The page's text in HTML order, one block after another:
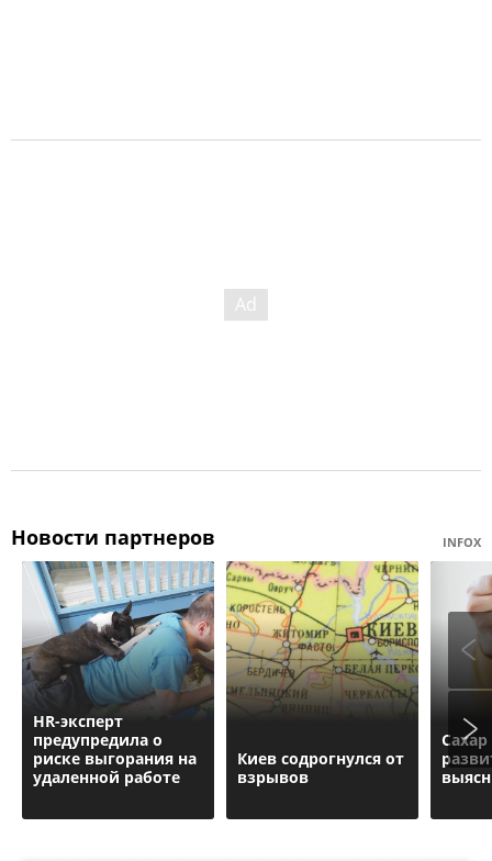
Новости партнеров INFOX
HR-эксперт
предупредила о
риске выгорания на
удаленной работе
Киев содрогнулся от
взрывов
Сахар